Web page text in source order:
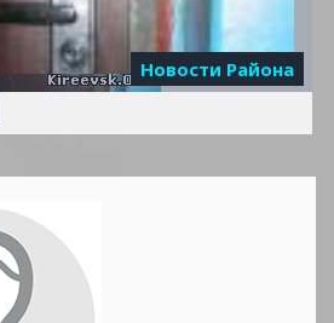
Новости Района